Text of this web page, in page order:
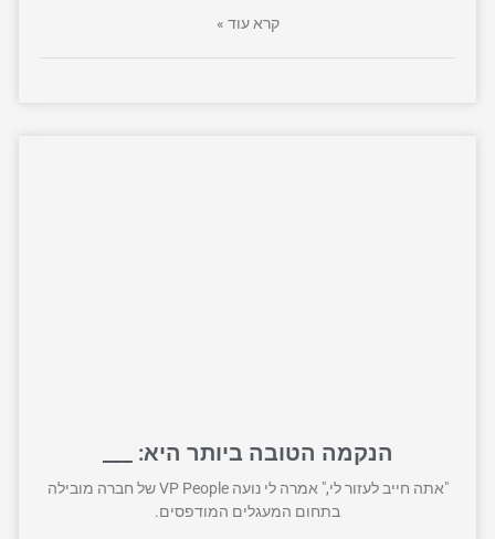
קרא עוד »
הנקמה הטובה ביותר היא: ___
"אתה חייב לעזור לי," אמרה לי נועה VP People של חברה מובילה
בתחום המעגלים המודפסים.